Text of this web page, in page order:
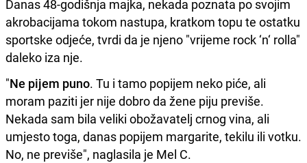
Danas 48-godišnja majka, nekada poznata po svojim
akrobacijama tokom nastupa, kratkom topu te ostatku
sportske odjeće, tvrdi da je njeno "vrijeme rock ‘n‘ rolla"
daleko iza nje.
"Ne pijem puno. Tu i tamo popijem neko piće, ali
moram paziti jer nije dobro da žene piju previše.
Nekada sam bila veliki obožavatelj crnog vina, ali
umjesto toga, danas popijem margarite, tekilu ili votku.
No, ne previše", naglasila je Mel C.